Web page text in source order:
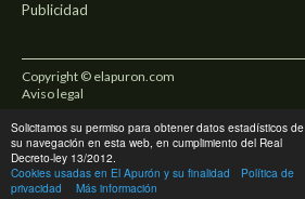
Solicitamos su permiso para obtener datos estadísticos de
su navegación en esta web, en cumplimiento del Real
Decreto-ley 13/2012.
Cookies usadas en El Apurón y su finalidad
Política de
privacidad
Más información
Publicidad
Copyright © elapuron.com
Aviso legal
Política de privacidad
Uso de cookies